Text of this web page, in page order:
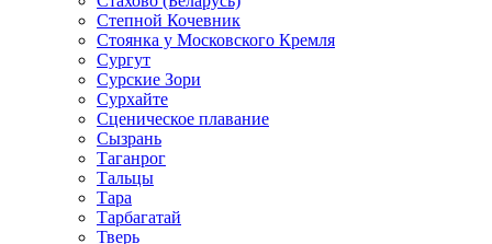
Степной Кочевник
Стоянка у Московского Кремля
Сургут
Сурские Зори
Сурхайте
Сценическое плавание
Сызрань
Таганрог
Тальцы
Тара
Тарбагатай
Тверь